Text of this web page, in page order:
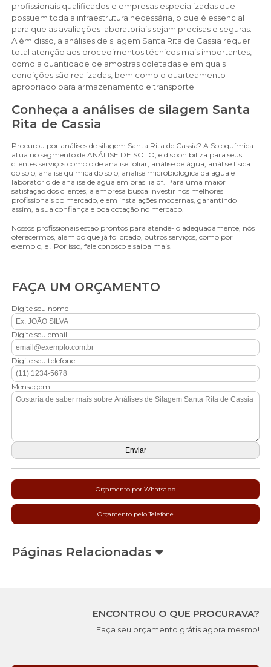
profissionais qualificados e empresas especializadas que
possuem toda a infraestrutura necessária, o que é essencial
para que as avaliações laboratoriais sejam precisas e seguras.
Além disso, a análises de silagem Santa Rita de Cassia requer
total atenção aos procedimentos técnicos mais importantes,
como a quantidade de amostras coletadas e em quais
condições são realizadas, bem como o quarteamento
apropriado para armazenamento e transporte.
Conheça a análises de silagem Santa
Rita de Cassia
Procurou por análises de silagem Santa Rita de Cassia? A Soloquímica
atua no segmento de ANÁLISE DE SOLO, e disponibiliza para seus
clientes serviços como o de análise foliar, análise de água, análise física
do solo, análise química do solo, analise microbiologica da agua e
laboratório de análise de água em brasília df. Para uma maior
satisfação dos clientes, a empresa busca investir nos melhores
profissionais do mercado, e em instalações modernas, garantindo
assim, a sua confiança e boa cotação no mercado.
Nossos profissionais estão prontos para atendê-lo adequadamente, nós
oferecermos, além do que já foi citado, outros serviços, como por
exemplo, e . Por isso, fale conosco e saiba mais.
FAÇA UM ORÇAMENTO
Digite seu nome
Digite seu email
Digite seu telefone
Mensagem
Orçamento por Whatsapp
Orçamento pelo Telefone
Páginas Relacionadas
ENCONTROU O QUE PROCURAVA?
Faça seu orçamento grátis agora mesmo!